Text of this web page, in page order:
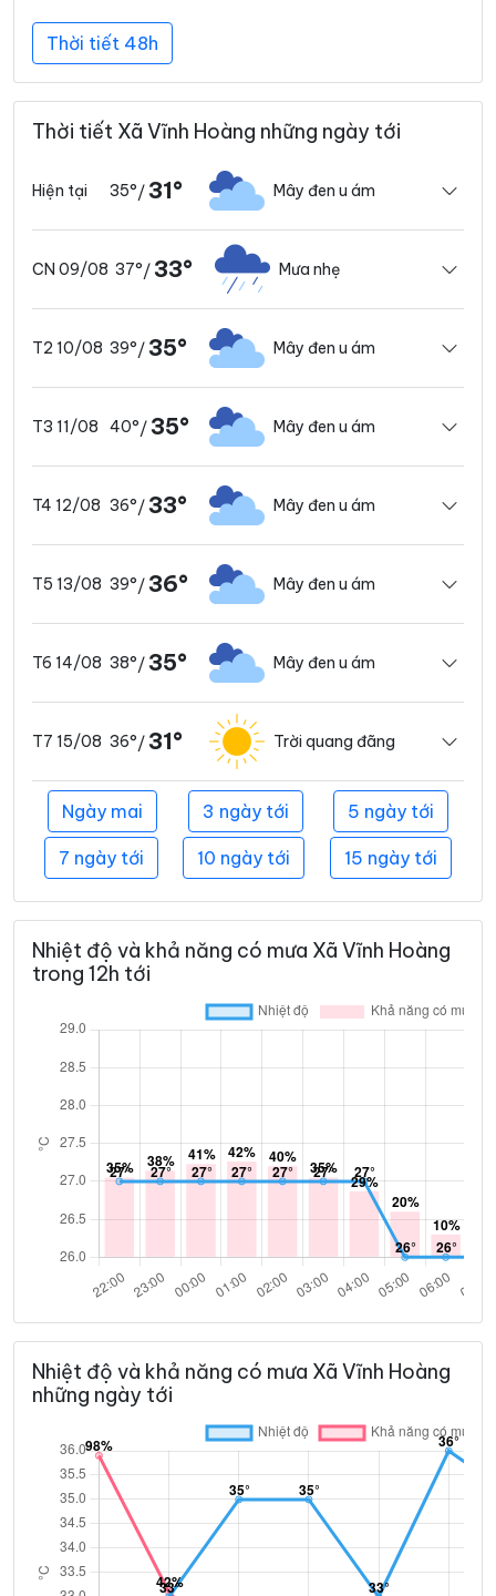
Thời tiết 48h
Thời tiết Xã Vĩnh Hoàng những ngày tới
Hiện tại 35°/ 31° Mây đen u ám
CN 09/08 37°/ 33° Mưa nhẹ
T2 10/08 39°/ 35° Mây đen u ám
T3 11/08 40°/ 35° Mây đen u ám
T4 12/08 36°/ 33° Mây đen u ám
T5 13/08 39°/ 36° Mây đen u ám
T6 14/08 38°/ 35° Mây đen u ám
T7 15/08 36°/ 31° Trời quang đãng
Ngày mai 3 ngày tới 5 ngày tới
7 ngày tới 10 ngày tới 15 ngày tới
Nhiệt độ và khả năng có mưa Xã Vĩnh Hoàng
trong 12h tới
Nhiệt độ và khả năng có mưa Xã Vĩnh Hoàng
những ngày tới